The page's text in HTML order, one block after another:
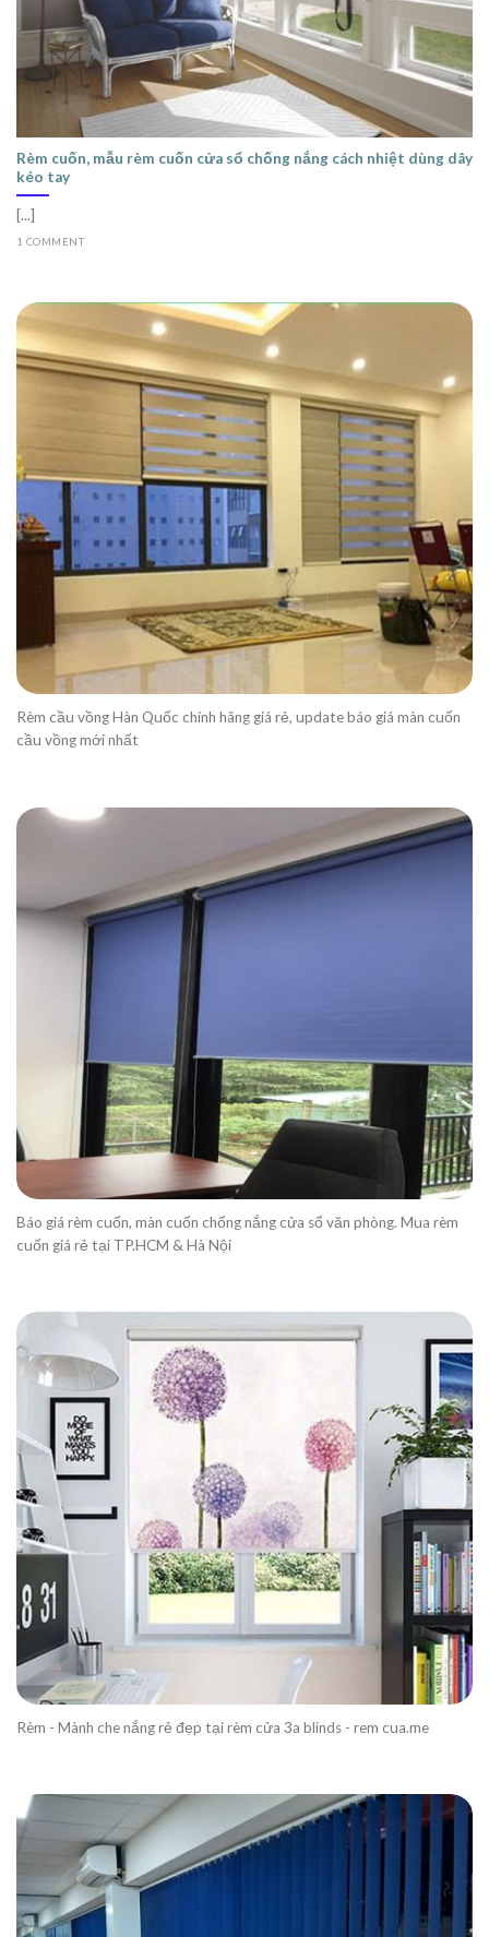
Rèm cuốn, mẫu rèm cuốn cửa sổ chống nắng cách nhiệt dùng dây
kéo tay
[...]
1 COMMENT
Rèm cầu vồng Hàn Quốc chính hãng giá rẻ, update báo giá màn cuốn
cầu vồng mới nhất
Báo giá rèm cuốn, màn cuốn chống nắng cửa sổ văn phòng. Mua rèm
cuốn giá rẻ tại TP.HCM & Hà Nội
Rèm - Mành che nắng rẻ đẹp tại rèm cửa 3a blinds - rem cua.me